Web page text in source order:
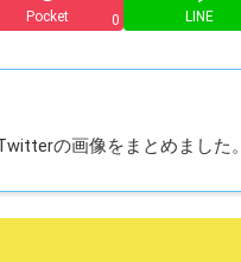
Pocket 0 LINE
の画像をまとめました。